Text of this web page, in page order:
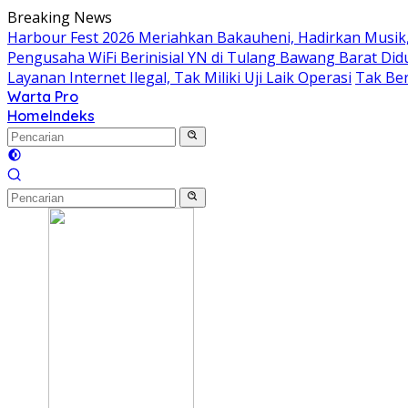
Langsung
ke
konten
Breaking News
Harbour Fest 2026 Meriahkan Bakauheni, Hadirkan
Pengusaha WiFi Berinisial YN di Tulang Bawang Barat
Layanan Internet Ilegal, Tak Miliki Uji Laik Operasi Tak
Warta Pro
Akurat
dan
Terpercaya
HomeIndeks